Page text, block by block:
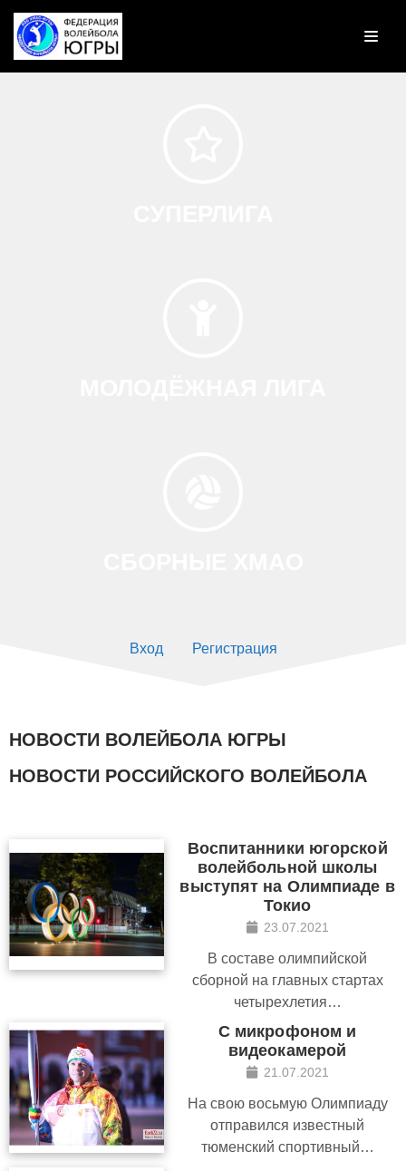
Перейти
к
Вход Регистрация
НОВОСТИ ВОЛЕЙБОЛА ЮГРЫ
НОВОСТИ РОССИЙСКОГО ВОЛЕЙБОЛА
Воспитанники югорской
волейбольной школы
выступят на Олимпиаде в
Токио
23.07.2021
В составе олимпийской
сборной на главных стартах
четырехлетия…
С микрофоном и
видеокамерой
21.07.2021
На свою восьмую Олимпиаду
отправился известный
тюменский спортивный…